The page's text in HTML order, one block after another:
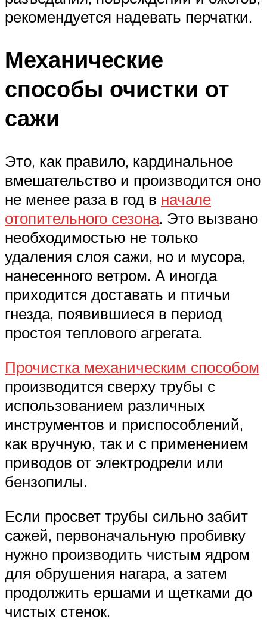
рекомендуется надевать перчатки.
Механические
способы очистки от
сажи
Это, как правило, кардинальное
вмешательство и производится оно
не менее раза в год в начале
отопительного сезона. Это вызвано
необходимостью не только
удаления слоя сажи, но и мусора,
нанесенного ветром. А иногда
приходится доставать и птичьи
гнезда, появившиеся в период
простоя теплового агрегата.
Прочистка механическим способом
производится сверху трубы с
использованием различных
инструментов и приспособлений,
как вручную, так и с применением
приводов от электродрели или
бензопилы.
Если просвет трубы сильно забит
сажей, первоначальную пробивку
нужно производить чистым ядром
для обрушения нагара, а затем
продолжить ершами и щетками до
чистых стенок.